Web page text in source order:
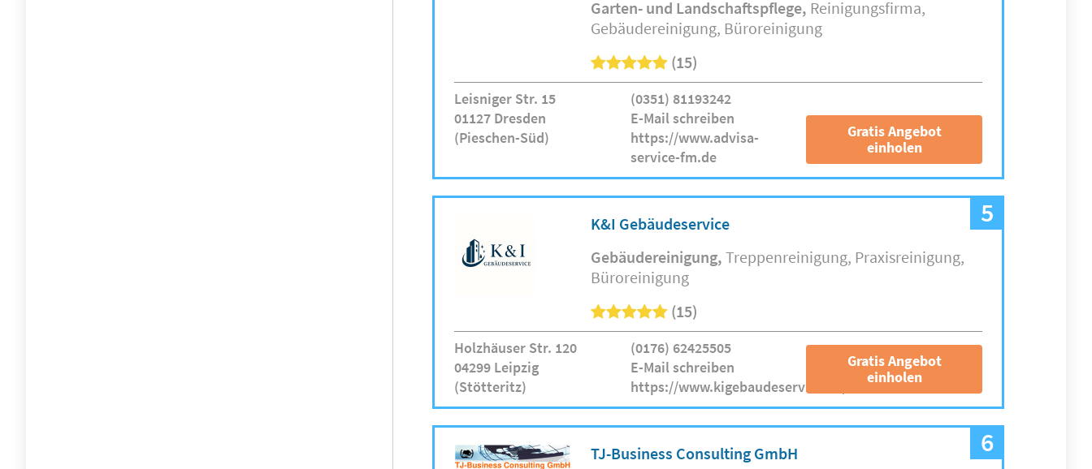
Garten- und Landschaftspflege Reinigungsfirma
Gebäudereinigung Büroreinigung
(15)
Leisniger Str. 15
01127 Dresden
(Pieschen-Süd)
(0351) 81193242
E-Mail schreiben
https://www.advisa-
service-fm.de
Gratis Angebot
einholen
5
K&I Gebäudeservice
Gebäudereinigung Treppenreinigung Praxisreinigung
Büroreinigung
(15)
Holzhäuser Str. 120
04299 Leipzig
(Stötteritz)
(0176) 62425505
E-Mail schreiben
https://www.kigebaudeservice.de/
Gratis Angebot
einholen
6
TJ-Business Consulting GmbH